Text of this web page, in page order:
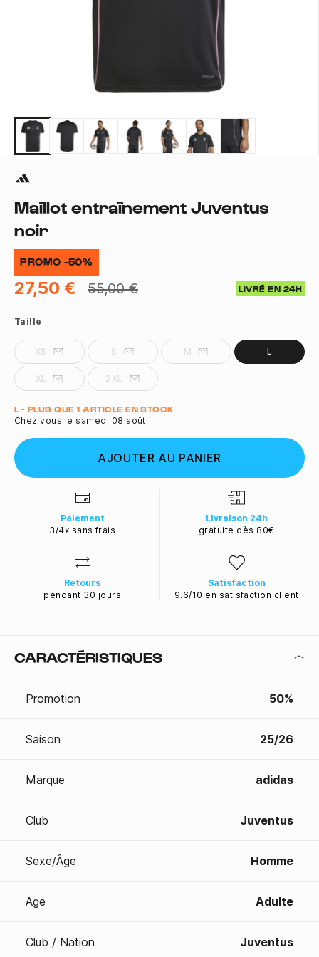
Maillot entraînement Juventus
noir
PROMO -50%
27,50 € 55,00 € LIVRÉ EN 24H
Taille
XS S M L
XL 2XL
Quantité
L - PLUS QUE 1 ARTICLE EN STOCK
Chez vous le samedi 08 août
AJOUTER AU PANIER
Paiement
3/4x sans frais
Livraison 24h
gratuite dès 80€
Retours
pendant 30 jours
Satisfaction
9.6/10 en satisfaction client
CARACTÉRISTIQUES
Promotion 50%
Saison 25/26
Marque adidas
Club Juventus
Sexe/Âge Homme
Age Adulte
Club / Nation Juventus